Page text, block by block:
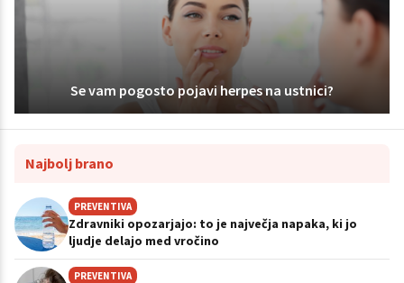
Se vam pogosto pojavi herpes na ustnici?
Najbolj brano
PREVENTIVA
Zdravniki opozarjajo: to je največja napaka, ki jo
ljudje delajo med vročino
PREVENTIVA